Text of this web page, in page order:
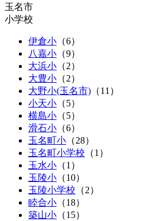
玉名市
小学校
伊倉小 （6）
八嘉小 （9）
大浜小 （2）
大豊小 （2）
大野小(玉名市) （11 ）
小天小 （5）
横島小 （5）
滑石小 （6）
玉名町小 （28）
玉名町小学校 （1）
玉水小 （1 ）
玉陵小 （10）
玉陵小学校 （2）
睦合小 （18）
築山小 （15）